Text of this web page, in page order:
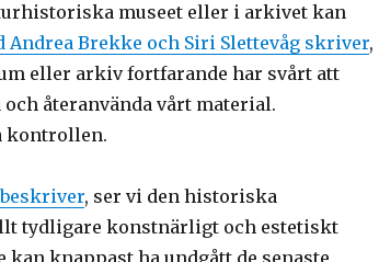
museet eller i arkivet kan
Andrea Brekke och Siri Slettevåg skriver,
eller arkiv fortfarande har svårt att
återanvända vårt material.
kontrollen.
beskriver, ser vi den historiska
tydligare konstnärligt och estetiskt
knappast ha undgått de senaste